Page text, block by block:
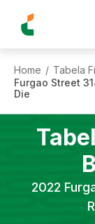
Home / Tabela
Furgao Street
Die
2022